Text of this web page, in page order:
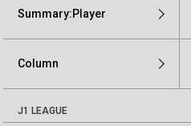
Summary:Player
Column
J1 LEAGUE